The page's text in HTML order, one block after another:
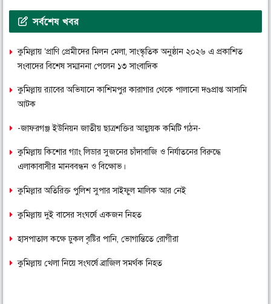
সর্বশেষ খবর
কুমিল্লায় ‘প্রাণি প্রেমীদের মিলন মেলা, সাংস্কৃতিক অনুষ্ঠান ২০২৬ এ প্রকাশিত
সংবাদের বিশেষ সম্মাননা পেলেন ১৩ সাংবাদিক
কুমিল্লায় র‌্যাবের অভিযানে কাশিমপুর কারাগার থেকে পালানো দণ্ডপ্রাপ্ত আসামি
আটক
-জাফরগঞ্জ ইউনিয়ন জাতীয় ছাত্রশক্তির আহ্বায়ক কমিটি গঠন-
কুমিল্লায় কিশোর গ্যাং লিডার সুজনের চাঁদাবাজি ও নির্যাতনের বিরুদ্ধে
এলাকাবাসীর মানববন্ধন ও বিক্ষোভ।
কুমিল্লার অতিরিক্ত পুলিশ সুপার সাইফুল মালিক আর নেই
কুমিল্লায় দুই বাসের সংঘর্ষে একজন নিহত
হাসপাতাল কক্ষে ঢুকল বৃষ্টির পানি, ভোগান্তিতে রোগীরা
কুমিল্লায় খেলা নিয়ে সংঘর্ষে ব্রাজিল সমর্থক নিহত